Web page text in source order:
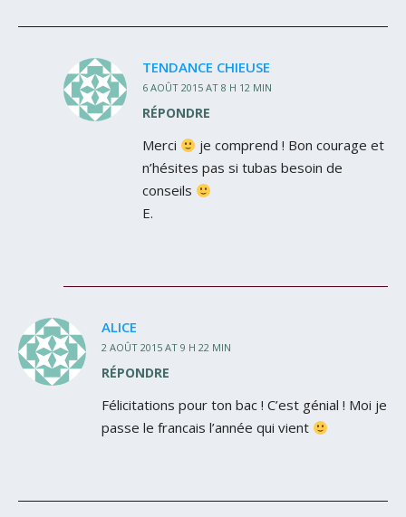
TENDANCE CHIEUSE
6 AOÛT 2015 AT 8 H 12 MIN
RÉPONDRE
Merci
je comprend ! Bon courage et
n’hésites pas si tubas besoin de
conseils
E.
ALICE
2 AOÛT 2015 AT 9 H 22 MIN
RÉPONDRE
Félicitations pour ton bac ! C’est génial ! Moi je
passe le francais l’année qui vient